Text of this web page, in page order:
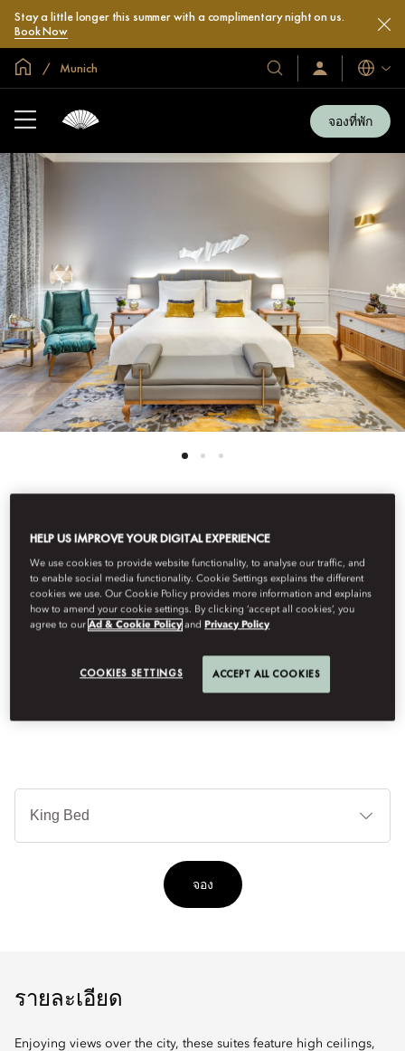
Stay a little longer this summer with a complimentary night on us.
Book Now
หน้าหลักทั่วโลก
Munich
โรงแรม
และ
ลงชื่อ
เข้า
/
สมัคร
เข้า
เลย
ภาษา
จองที่พัก
See All Rooms
EXECUTIVE SUITE
These suites offer an abundance of space with a master bedroom
and an adjoining living room. An elegant bathroom is equipped
with a walk-in shower and bath, and leads to a large walk-in
ป
จอง
รายละเอียด
Enjoying views over the city, these suites feature high ceilings,
HELP US IMPROVE YOUR DIGITAL EXPERIENCE
We use cookies to provide website functionality, to analyse our traffic, and
to enable social media functionality. Cookie Settings explains the different
cookies we use. Our Cookie Policy provides more information and explains
how to amend your cookie settings. By clicking ‘accept all cookies’, you
agree to ourAd & Cookie Policy andPrivacy Policy
COOKIES SETTINGS ACCEPT ALL COOKIES